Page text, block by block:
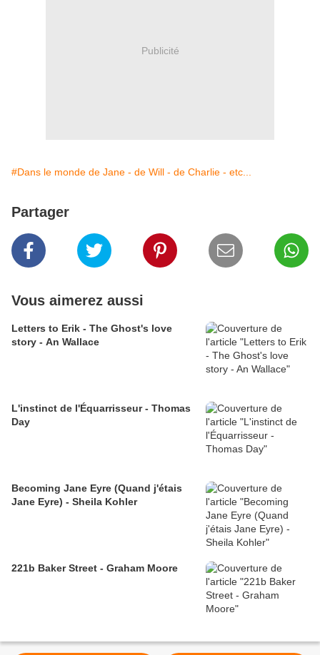
Publicité
#Dans le monde de Jane - de Will - de Charlie - etc...
Partager
Vous aimerez aussi
Letters to Erik - The Ghost's love
story - An Wallace
L'instinct de l'Équarrisseur - Thomas
Day
Becoming Jane Eyre (Quand j'étais
Jane Eyre) - Sheila Kohler
221b Baker Street - Graham Moore